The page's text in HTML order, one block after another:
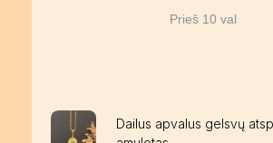
Prieš 10 val
Dailus apvalus gelsvų